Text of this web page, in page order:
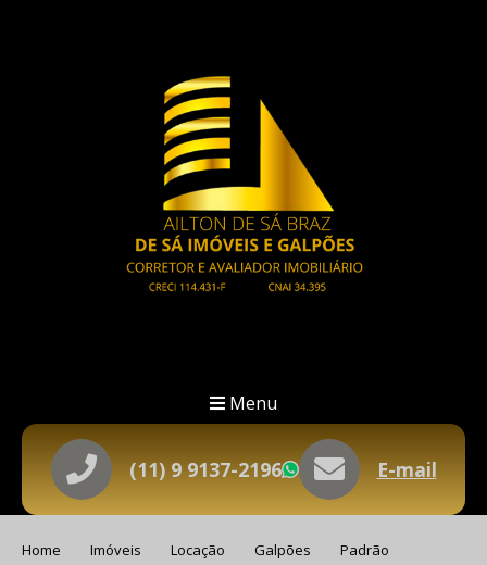
Menu
(11) 9 9137-2196 WhatsApp
E-mail
Home Imóveis Locação Galpões Padrão